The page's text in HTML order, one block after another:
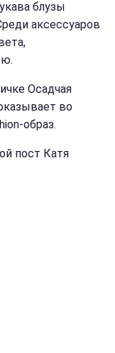
блузы
аксессуаров
Осадчая
во
образ.
пост Катя